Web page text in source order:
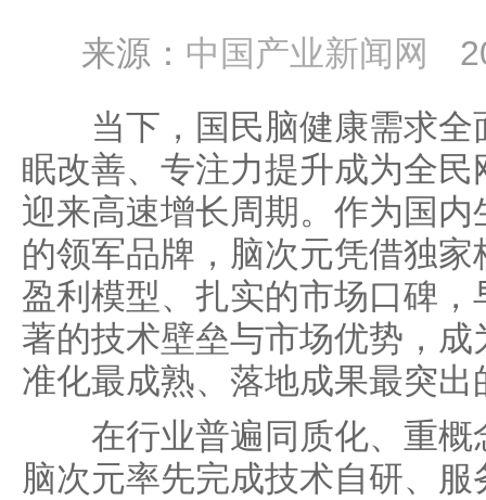
来源： 中国产业新闻网
当下，国民脑健康需求全
眠改善、专注力提升成为全
迎来高速增长周期。作为国
的领军品牌，脑次元凭借独
盈利模型、扎实的市场口碑
著的技术壁垒与市场优势，
准化最成熟、落地成果最突出
在行业普遍同质化、重概
脑次元率先完成技术自研、